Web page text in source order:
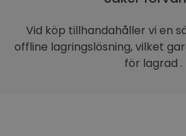
Vid köp tillhandahåller vi en
offline lagringslösning, vilket
för lagrad .